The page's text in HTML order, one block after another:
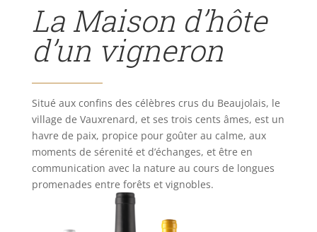
La Maison d’hôte
d’un vigneron
Situé aux confins des célèbres crus du Beaujolais, le
village de Vauxrenard, et ses trois cents âmes, est un
havre de paix, propice pour goûter au calme, aux
moments de sérenité et d’échanges, et être en
communication avec la nature au cours de longues
promenades entre forêts et vignobles.